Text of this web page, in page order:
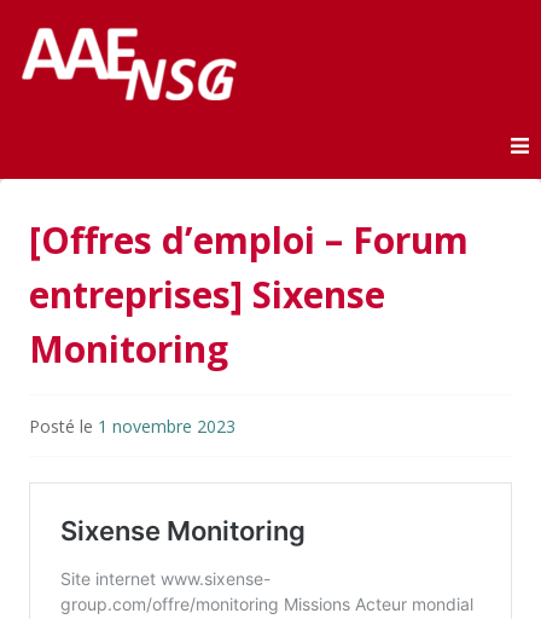
AAE-ENSG
[Offres d’emploi – Forum
entreprises] Sixense
Monitoring
Posté le 1 novembre 2023